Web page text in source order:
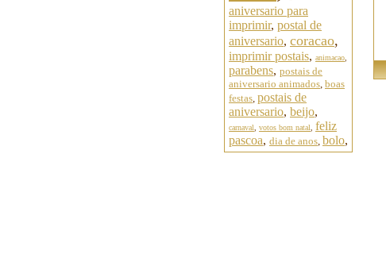
aniversario para
imprimir, postal de
aniversario, coracao,
imprimir postais, animacao
parabens, postais de
aniversario animados, boas
festas, postais de
aniversario, beijo,
carnaval votos bom natal
feliz
pascoa, dia de anos, bolo,